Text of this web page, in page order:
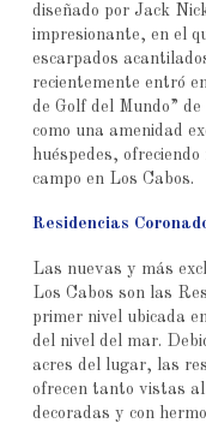
diseñado por Jack
impresionante, en el
escarpados
recientemente entró
de Golf del Mundo” de
como una amenidad
huéspedes,
campo en Los Cabos.
Residencias
Las nuevas y más
Los Cabos son las
primer nivel ubicada
del nivel del mar.
acres del lugar, las
ofrecen tanto vistas
decoradas y con